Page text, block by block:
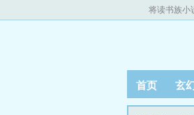
将读书族小
首页 玄幻